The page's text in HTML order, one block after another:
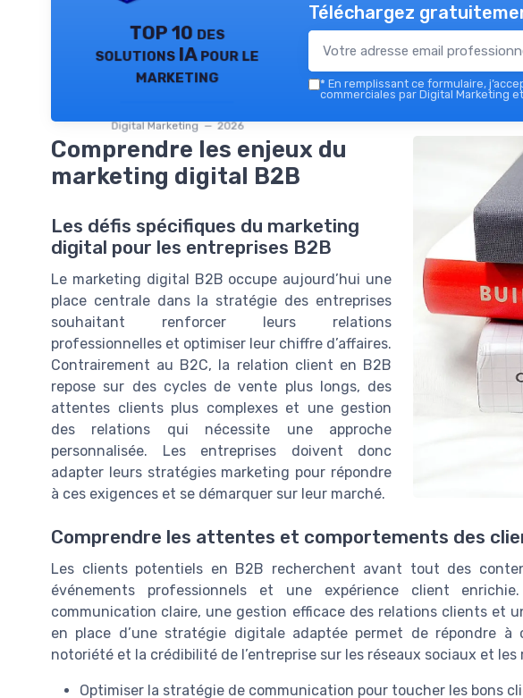
TOP 10 des
solutions IA pour le
marketing
Digital Marketing — 2026
Téléchargez
* En remplissant ce formulaire,
commerciales par Digital Marketing
Comprendre les enjeux du
marketing digital B2B
Les défis spécifiques du marketing
digital pour les entreprises B2B
Le marketing digital B2B occupe aujourd’hui une
place centrale dans la stratégie des entreprises
souhaitant renforcer leurs relations
professionnelles et optimiser leur chiffre d’affaires.
Contrairement au B2C, la relation client en B2B
repose sur des cycles de vente plus longs, des
attentes clients plus complexes et une gestion
des relations qui nécessite une approche
personnalisée. Les entreprises doivent donc
adapter leurs stratégies marketing pour répondre
à ces exigences et se démarquer sur leur marché.
Comprendre les attentes et comportements des
Les clients potentiels en B2B recherchent avant tout des
événements professionnels et une expérience client
communication claire, une gestion efficace des relations clients et
en place d’une stratégie digitale adaptée permet de répondre
notoriété et la crédibilité de l’entreprise sur les réseaux sociaux et les
Optimiser la stratégie de communication pour toucher les bons